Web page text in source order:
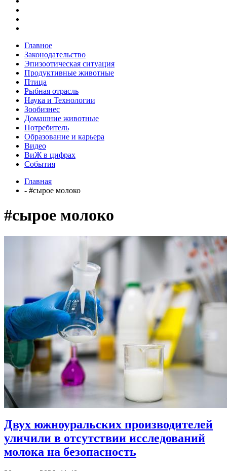
Главное
Законодательство
Эпизоотическая ситуация
Продуктивные животные
Птица
Рыбная отрасль
Наука и Технологии
Зообизнес
Домашние животные
Потребитель
Образование и карьера
Видео
ВиЖ в цифрах
События
Главная
- #сырое молоко
#сырое молоко
Двух южноуральских производителей
уличили в отсутствии исследований
молока на безопасность